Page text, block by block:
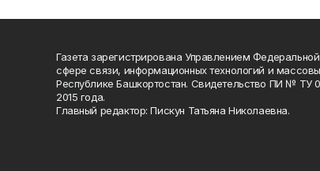
Газета зарегистрирована Управлением
сфере связи, информационных технологий и
Республике Башкортостан. Свидетельство ПИ № ТУ
2015 года.
Главный редактор: Пискун Татьяна Николаевна.